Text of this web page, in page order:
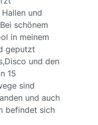
und
schönem
in meinem
geputzt
und den
15
sind
und auch
befindet sich